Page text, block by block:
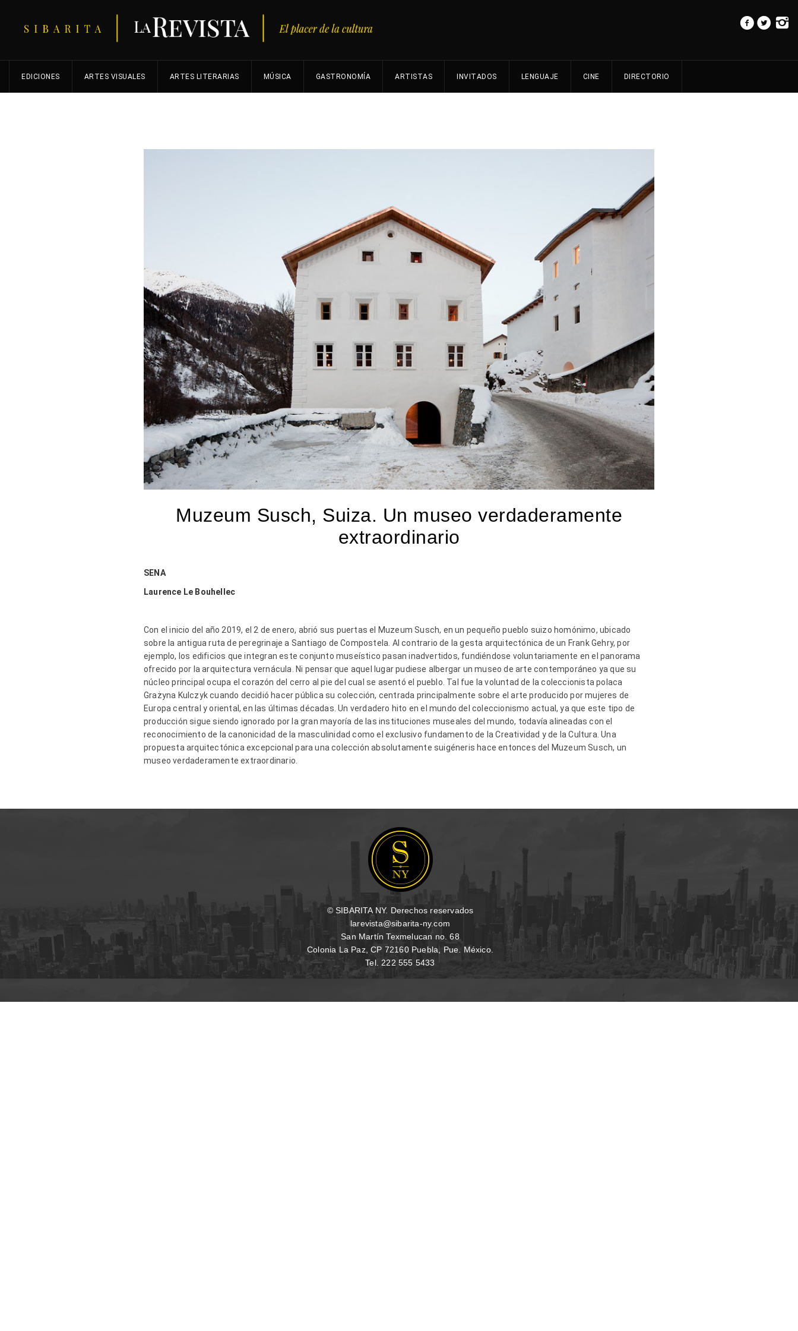
EDICIONES ARTES VISUALES ARTES LITERARIAS MÚSICA GASTRONOMÍA ARTISTAS INVITADOS LENGUAJE CINE DIRECTORIO
Muzeum Susch, Suiza. Un museo verdaderamente
extraordinario
SENA
Laurence Le Bouhellec
Con el inicio del año 2019, el 2 de enero, abrió sus puertas el Muzeum Susch, en un pequeño pueblo suizo homónimo, ubicado
sobre la antigua ruta de peregrinaje a Santiago de Compostela. Al contrario de la gesta arquitectónica de un Frank Gehry, por
ejemplo, los edificios que integran este conjunto museístico pasan inadvertidos, fundiéndose voluntariamente en el panorama
ofrecido por la arquitectura vernácula. Ni pensar que aquel lugar pudiese albergar un museo de arte contemporáneo ya que su
núcleo principal ocupa el corazón del cerro al pie del cual se asentó el pueblo. Tal fue la voluntad de la coleccionista polaca
Grażyna Kulczyk cuando decidió hacer pública su colección, centrada principalmente sobre el arte producido por mujeres de
Europa central y oriental, en las últimas décadas. Un verdadero hito en el mundo del coleccionismo actual, ya que este tipo de
producción sigue siendo ignorado por la gran mayoría de las instituciones museales del mundo, todavía alineadas con el
reconocimiento de la canonicidad de la masculinidad como el exclusivo fundamento de la Creatividad y de la Cultura. Una
propuesta arquitectónica excepcional para una colección absolutamente suigéneris hace entonces del Muzeum Susch, un
museo verdaderamente extraordinario.
© SIBARITA NY. Derechos reservados
larevista@sibarita-ny.com
San Martín Texmelucan no. 68
Colonia La Paz, CP 72160 Puebla, Pue. México.
Tel. 222 555 5433